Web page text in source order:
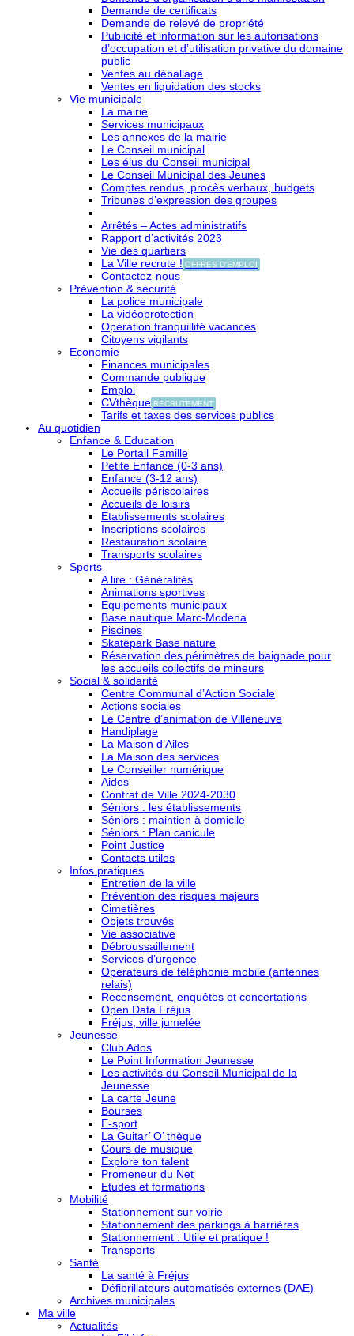
Demande de certificats
Demande de relevé de propriété
Publicité et information sur les autorisations
d’occupation et d’utilisation privative du domaine
public
Ventes au déballage
Ventes en liquidation des stocks
Vie municipale
La mairie
Services municipaux
Les annexes de la mairie
Le Conseil municipal
Les élus du Conseil municipal
Le Conseil Municipal des Jeunes
Comptes rendus, procès verbaux, budgets
Tribunes d’expression des groupes
Arrêtés – Actes administratifs
Rapport d’activités 2023
Vie des quartiers
La Ville recrute ! OFFRES D'EMPLOI
Contactez-nous
Prévention & sécurité
La police municipale
La vidéoprotection
Opération tranquillité vacances
Citoyens vigilants
Economie
Finances municipales
Commande publique
Emploi
CVthèque RECRUTEMENT
Tarifs et taxes des services publics
Au quotidien
Enfance & Education
Le Portail Famille
Petite Enfance (0-3 ans)
Enfance (3-12 ans)
Accueils périscolaires
Accueils de loisirs
Etablissements scolaires
Inscriptions scolaires
Restauration scolaire
Transports scolaires
Sports
A lire : Généralités
Animations sportives
Equipements municipaux
Base nautique Marc-Modena
Piscines
Skatepark Base nature
Réservation des périmètres de baignade pour
les accueils collectifs de mineurs
Social & solidarité
Centre Communal d’Action Sociale
Actions sociales
Le Centre d’animation de Villeneuve
Handiplage
La Maison d’Ailes
La Maison des services
Le Conseiller numérique
Aides
Contrat de Ville 2024-2030
Séniors : les établissements
Séniors : maintien à domicile
Séniors : Plan canicule
Point Justice
Contacts utiles
Infos pratiques
Entretien de la ville
Prévention des risques majeurs
Cimetières
Objets trouvés
Vie associative
Débroussaillement
Services d’urgence
Opérateurs de téléphonie mobile (antennes
relais)
Recensement, enquêtes et concertations
Open Data Fréjus
Fréjus, ville jumelée
Jeunesse
Club Ados
Le Point Information Jeunesse
Les activités du Conseil Municipal de la
Jeunesse
La carte Jeune
Bourses
E-sport
La Guitar’ O’ thèque
Cours de musique
Explore ton talent
Promeneur du Net
Etudes et formations
Mobilité
Stationnement sur voirie
Stationnement des parkings à barrières
Stationnement : Utile et pratique !
Transports
Santé
La santé à Fréjus
Défibrillateurs automatisés externes (DAE)
Archives municipales
Ma ville
Actualités